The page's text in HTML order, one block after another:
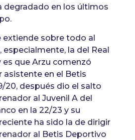
degradado en los últimos
extiende sobre todo al
la del Real
es que Arzu comenzó
en el Betis
20, después dio el salto
al Juvenil A del
en la 22/23 y su
ha sido la de dirigir
al Betis Deportivo